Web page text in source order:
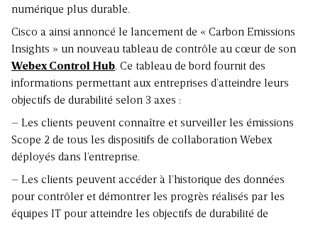
numérique plus durable.
Cisco a ainsi annoncé le lancement de « Carbon Emissions
Insights » un nouveau tableau de contrôle au cœur de son
Webex Control Hub. Ce tableau de bord fournit des
informations permettant aux entreprises d’atteindre leurs
objectifs de durabilité selon 3 axes :
– Les clients peuvent connaître et surveiller les émissions
Scope 2 de tous les dispositifs de collaboration Webex
déployés dans l’entreprise.
– Les clients peuvent accéder à l’historique des données
pour contrôler et démontrer les progrès réalisés par les
équipes IT pour atteindre les objectifs de durabilité de